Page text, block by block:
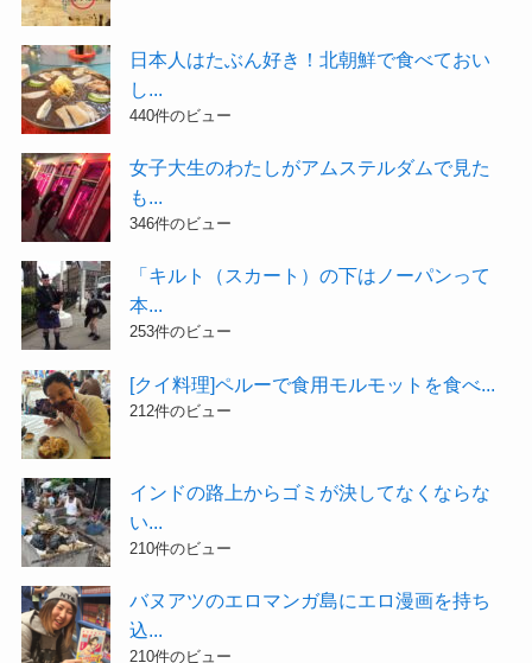
日本人はたぶん好き！北朝鮮で食べておい
し...
440件のビュー
女子大生のわたしがアムステルダムで見た
も...
346件のビュー
「キルト（スカート）の下はノーパンって
本...
253件のビュー
[クイ料理]ペルーで食用モルモットを食べ...
212件のビュー
インドの路上からゴミが決してなくならな
い...
210件のビュー
バヌアツのエロマンガ島にエロ漫画を持ち
込...
210件のビュー